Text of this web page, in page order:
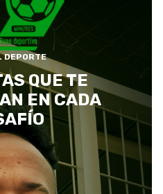
DEPORTE
QUE TE
EN CADA